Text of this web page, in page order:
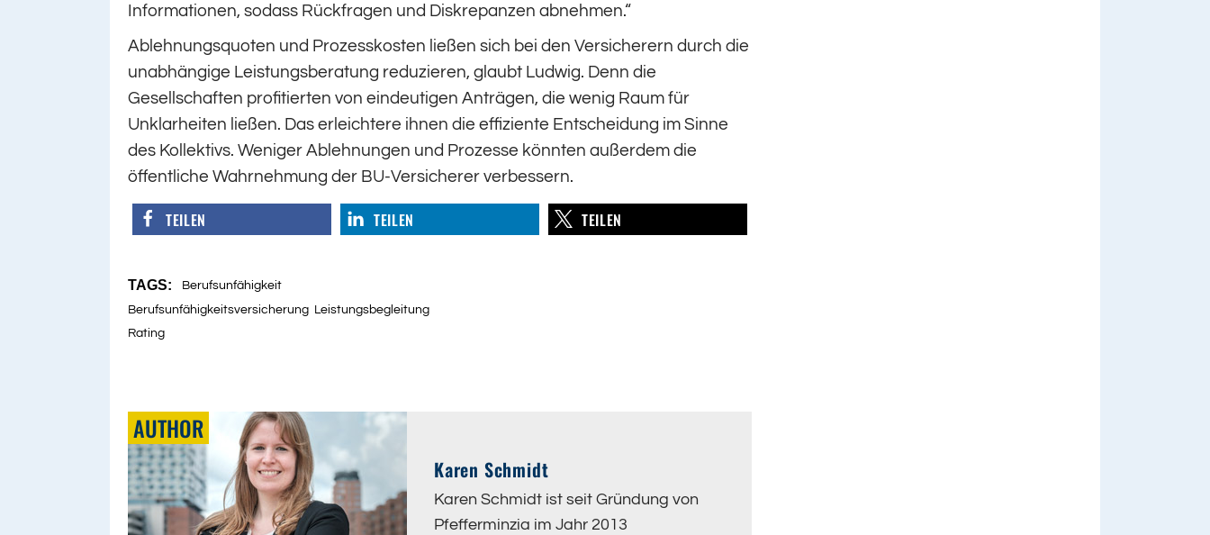
Informationen, sodass Rückfragen und Diskrepanzen abnehmen.“
Ablehnungsquoten und Prozesskosten ließen sich bei den Versicherern durch die
unabhängige Leistungsberatung reduzieren, glaubt Ludwig. Denn die
Gesellschaften profitierten von eindeutigen Anträgen, die wenig Raum für
Unklarheiten ließen. Das erleichtere ihnen die effiziente Entscheidung im Sinne
des Kollektivs. Weniger Ablehnungen und Prozesse könnten außerdem die
öffentliche Wahrnehmung der BU-Versicherer verbessern.
TEILEN TEILEN TEILEN
TAGS:
Berufsunfähigkeit
Berufsunfähigkeitsversicherung Leistungsbegleitung
Rating
AUTHOR
Karen Schmidt
Karen Schmidt ist seit Gründung von
Pfefferminzia im Jahr 2013